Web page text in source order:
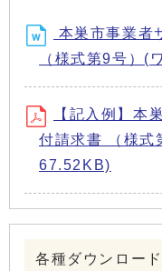
本巣市事業者
（様式第9号）(
【記入例】本
付請求書 （様式
67.52KB)
各種ダウンロー